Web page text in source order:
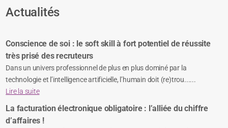
Actualités
Conscience de soi : le soft skill à fort potentiel de réussite
très prisé des recruteurs
Dans un univers professionnel de plus en plus dominé par la
technologie et l’intelligence artificielle, l’humain doit (re)trou......
Lire la suite
La facturation électronique obligatoire : l’alliée du chiffre
d’affaires !